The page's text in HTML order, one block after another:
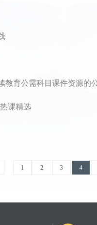
教育公需科目课件资源的
课精选
1 2 3 4